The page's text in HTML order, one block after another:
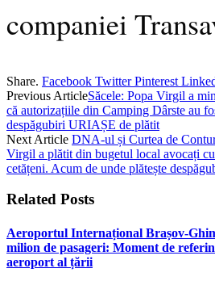
companiei
Share. Facebook Twitter Pinterest
Previous ArticleSăcele: Popa Virgil a
că autorizațiile din Camping Dârste au
despăgubiri URIAȘE de plătit
Next Article DNA-ul și Curtea de
Virgil a plătit din bugetul local avocați
cetățeni. Acum de unde plătește
Related Posts
Aeroportul Internațional
milion de pasageri: Moment de
aeroport al țării